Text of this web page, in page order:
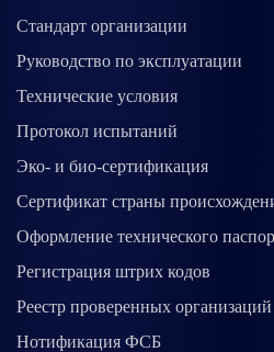
Стандарт организации
Руководство по эксплуатации
Технические условия
Протокол испытаний
Эко- и био-сертификация
Сертификат страны
Оформление технического
Регистрация штрих кодов
Реестр проверенных организаций
Нотификация ФСБ